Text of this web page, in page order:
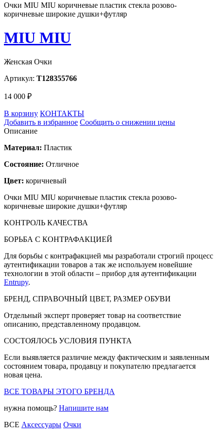
Очки MIU MIU коричневые пластик стекла розово-
коричневые широкие душки+футляр
MIU MIU
Женская Очки
Артикул: T128355766
14 000 ₽
В корзину КОНТАКТЫ
Добавить в избранное Сообщить о снижении цены
Описание
Материал: Пластик
Состояние: Отличное
Цвет: коричневый
Очки MIU MIU коричневые пластик стекла розово-
коричневые широкие душки+футляр
КОНТРОЛЬ КАЧЕСТВА
БОРЬБА С КОНТРАФАКЦИЕЙ
Для борьбы с контрафакцией мы разработали строгий процесс
аутентификации товаров а так же используем новейшие
технологии в этой области – прибор для аутентификации
Entrupy.
БРЕНД, СПРАВОЧНЫЙ ЦВЕТ, РАЗМЕР ОБУВИ
Отдельный эксперт проверяет товар на соответствие
описанию, представленному продавцом.
СОСТОЯЛОСЬ УСЛОВИЯ ПУНКТА
Если выявляется различие между фактическим и заявленным
состоянием товара, продавцу и покупателю предлагается
новая цена.
ВСЕ ТОВАРЫ ЭТОГО БРЕНДА
нужна помощь? Напишите нам
ВСЕ Аксессуары Очки